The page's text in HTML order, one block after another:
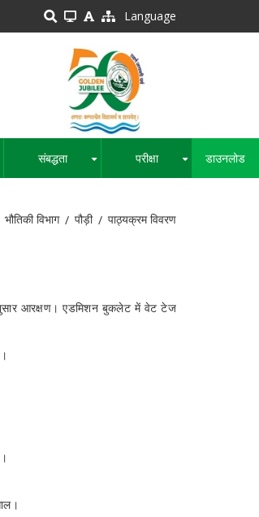
Language
संबद्धता परीक्षा डाउनलोड
भौतिकी विभाग पौड़ी पाठ्यक्रम विवरण
आरक्षण। एडमिशन बुकलेट में वेट टेज